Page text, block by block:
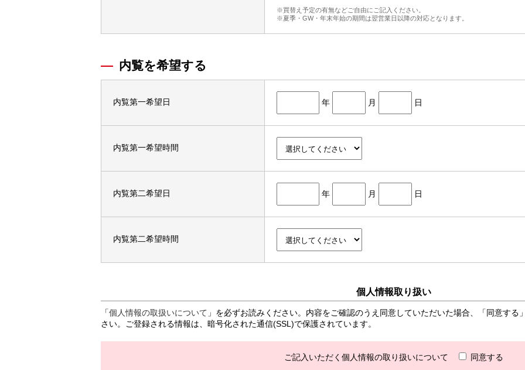
※買替え予定の有無などご自由にご記入ください。
※夏季・GW・年末年始の期間は翌営業日以降の対応となります。
内覧を希望する
内覧第一希望日 年 月 日
内覧第一希望時間
内覧第二希望日 年 月 日
内覧第二希望時間
個人情報取り扱い
「個人情報の取扱いについて 」を必ずお読みください。内容をご確認のうえ同意していただいた場合、「同意す
さい。ご登録される情報は、暗号化された通信(SSL)で保護されています。
ご記入いただく個人情報の取り扱いについて 同意する